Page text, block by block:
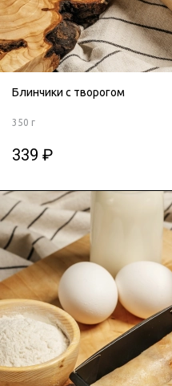
Блинчики с творогом
350 г
339 ₽